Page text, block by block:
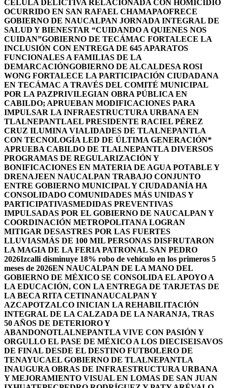
CÉLULA DELICTIVA RELACIONADA CON HOMICIDIO
OCURRIDO EN SAN RAFAEL CHAMAPAOFRECE
GOBIERNO DE NAUCALPAN JORNADA INTEGRAL DE
SALUD Y BIENESTAR “CUIDANDO A QUIENES NOS
CUIDAN”GOBIERNO DE TECÁMAC FORTALECE LA
INCLUSIÓN CON ENTREGA DE 645 APARATOS
FUNCIONALES A FAMILIAS DE LA
DEMARCACIÓNGOBIERNO DE ALCALDESA ROSI
WONG FORTALECE LA PARTICIPACIÓN CIUDADANA
EN TECÁMAC A TRAVÉS DEL COMITÉ MUNICIPAL
POR LA PAZPRIVILEGIAN OBRA PÚBLICA EN
CABILDO; APRUEBAN MODIFICACIONES PARA
IMPULSAR LA INFRAESTRUCTURA URBANA EN
TLALNEPANTLAEL PRESIDENTE RACIEL PÉREZ
CRUZ ILUMINA VIALIDADES DE TLALNEPANTLA
CON TECNOLOGÍA LED DE ÚLTIMA GENERACIÓN*
APRUEBA CABILDO DE TLALNEPANTLA DIVERSOS
PROGRAMAS DE REGULARIZACIÓN Y
BONIFICACIONES EN MATERIA DE AGUA POTABLE Y
DRENAJEEN NAUCALPAN TRABAJO CONJUNTO
ENTRE GOBIERNO MUNICIPAL Y CIUDADANÍA HA
CONSOLIDADO COMUNIDADES MÁS UNIDAS Y
PARTICIPATIVASMEDIDAS PREVENTIVAS
IMPULSADAS POR EL GOBIERNO DE NAUCALPAN Y
COORDINACIÓN METROPOLITANA LOGRAN
MITIGAR DESASTRES POR LAS FUERTES
LLUVIASMÁS DE 100 MIL PERSONAS DISFRUTARON
LA MAGIA DE LA FERIA PATRONAL SAN PEDRO
2026Izcalli disminuye 18% robo de vehículo en los primeros 5
meses de 2026EN NAUCALPAN DE LA MANO DEL
GOBIERNO DE MÉXICO SE CONSOLIDA EL APOYO A
LA EDUCACIÓN, CON LA ENTREGA DE TARJETAS DE
LA BECA RITA CETINANAUCALPAN Y
AZCAPOTZALCO INICIAN LA REHABILITACIÓN
INTEGRAL DE LA CALZADA DE LA NARANJA, TRAS
50 AÑOS DE DETERIORO Y
ABANDONOTLALNEPANTLA VIVE CON PASIÓN Y
ORGULLO EL PASE DE MÉXICO A LOS DIECISEISAVOS
DE FINAL DESDE EL DESTINO FUTBOLERO DE
TENAYUCAEL GOBIERNO DE TLALNEPANTLA
INAUGURA OBRAS DE INFRAESTRUCTURA URBANA
Y MEJORAMIENTO VISUAL EN LOMAS DE SAN JUAN